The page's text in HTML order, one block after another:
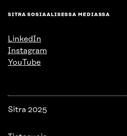
SITRA SOSIAALISESSA MEDIASSA
LinkedIn
Instagram
YouTube
Sitra 2025